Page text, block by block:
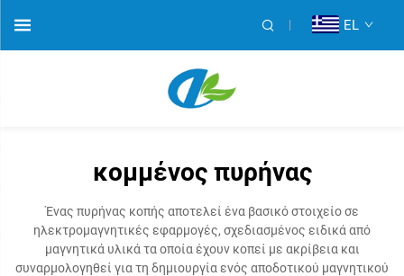
EL
κομμένος πυρήνας
Ένας πυρήνας κοπής αποτελεί ένα βασικό στοιχείο σε
ηλεκτρομαγνητικές εφαρμογές, σχεδιασμένος ειδικά από
μαγνητικά υλικά τα οποία έχουν κοπεί με ακρίβεια και
συναρμολογηθεί για τη δημιουργία ενός αποδοτικού μαγνητικού